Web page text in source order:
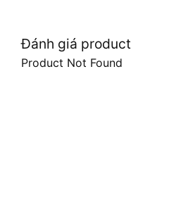
Đánh giá product
Product Not Found